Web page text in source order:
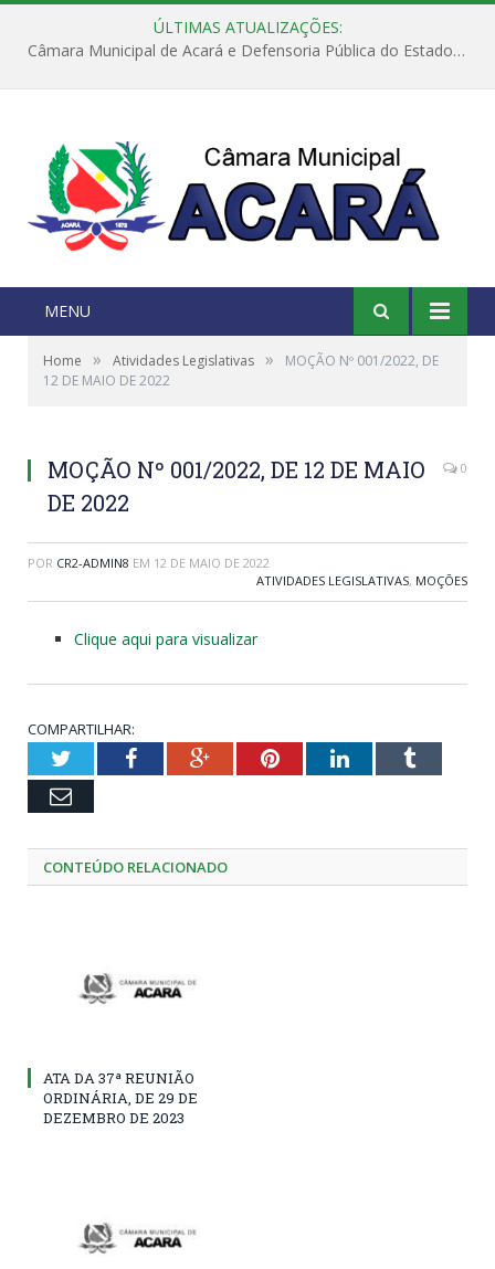
ÚLTIMAS ATUALIZAÇÕES:
Câmara Municipal de Acará e Defensoria Pública do Estado, promovem Ação Balcão de Direitos
MENU
Home » Atividades Legislativas »
MOÇÃO Nº 001/2022, DE
12 DE MAIO DE 2022
MOÇÃO Nº 001/2022, DE 12 DE MAIO
DE 2022
0
POR CR2-ADMIN8 EM 12 DE MAIO DE 2022
ATIVIDADES LEGISLATIVAS, MOÇÕES
Clique aqui para visualizar
COMPARTILHAR:
TwitterFacebookGoogle+PinterestLinkedInTumblr
Email
CONTEÚDO RELACIONADO
ATA DA 37ª REUNIÃO
ORDINÁRIA, DE 29 DE
DEZEMBRO DE 2023